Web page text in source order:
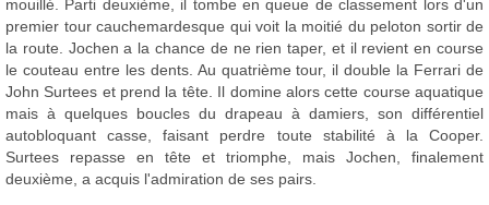
mouillé. Parti deuxième, il tombe en queue de classement lors d'un
premier tour cauchemardesque qui voit la moitié du peloton sortir de
la route. Jochen a la chance de ne rien taper, et il revient en course
le couteau entre les dents. Au quatrième tour, il double la Ferrari de
John Surtees et prend la tête. Il domine alors cette course aquatique
mais à quelques boucles du drapeau à damiers, son différentiel
autobloquant casse, faisant perdre toute stabilité à la Cooper.
Surtees repasse en tête et triomphe, mais Jochen, finalement
deuxième, a acquis l'admiration de ses pairs.